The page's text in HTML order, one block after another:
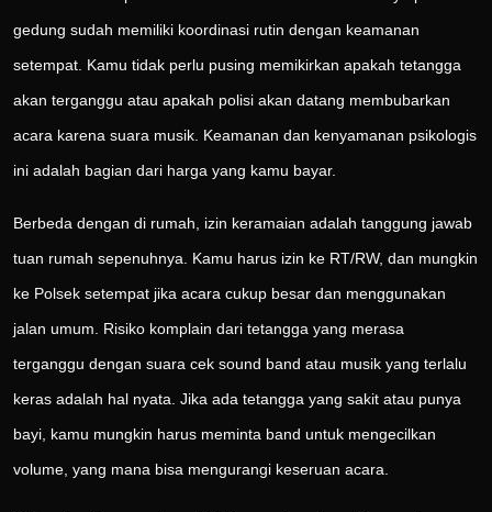
gedung sudah memiliki koordinasi rutin dengan keamanan
setempat. Kamu tidak perlu pusing memikirkan apakah tetangga
akan terganggu atau apakah polisi akan datang membubarkan
acara karena suara musik. Keamanan dan kenyamanan psikologis
ini adalah bagian dari harga yang kamu bayar.
Berbeda dengan di rumah, izin keramaian adalah tanggung jawab
tuan rumah sepenuhnya. Kamu harus izin ke RT/RW, dan mungkin
ke Polsek setempat jika acara cukup besar dan menggunakan
jalan umum. Risiko komplain dari tetangga yang merasa
terganggu dengan suara cek sound band atau musik yang terlalu
keras adalah hal nyata. Jika ada tetangga yang sakit atau punya
bayi, kamu mungkin harus meminta band untuk mengecilkan
volume, yang mana bisa mengurangi keseruan acara.